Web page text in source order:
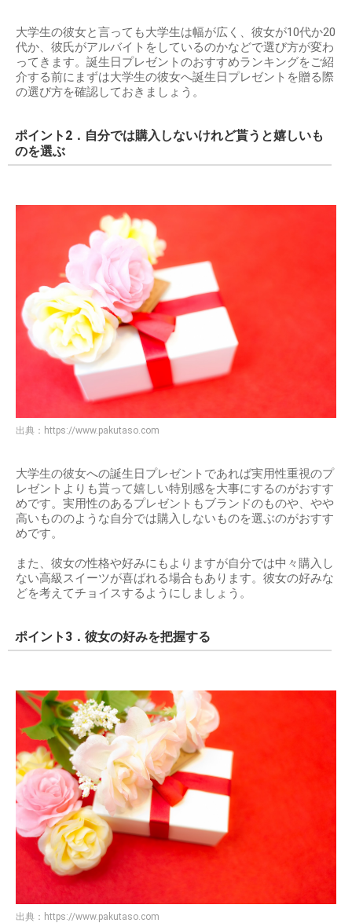
大学生の彼女と言っても大学生は幅が広く、彼女が10代か20
代か、彼氏がアルバイトをしているのかなどで選び方が変わ
ってきます。誕生日プレゼントのおすすめランキングをご紹
介する前にまずは大学生の彼女へ誕生日プレゼントを贈る際
の選び方を確認しておきましょう。
ポイント2．自分では購入しないけれど貰うと嬉しいも
のを選ぶ
出典： https://www.pakutaso.com
大学生の彼女への誕生日プレゼントであれば実用性重視のプ
レゼントよりも貰って嬉しい特別感を大事にするのがおすす
めです。実用性のあるプレゼントもブランドのものや、やや
高いもののような自分では購入しないものを選ぶのがおすす
めです。
また、彼女の性格や好みにもよりますが自分では中々購入し
ない高級スイーツが喜ばれる場合もあります。彼女の好みな
どを考えてチョイスするようにしましょう。
ポイント3．彼女の好みを把握する
出典： https://www.pakutaso.com